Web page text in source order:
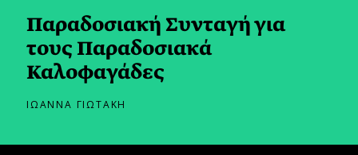
Παραδοσιακή Συνταγή για
τους Παραδοσιακά
Καλοφαγάδες
ΙΩΑΝΝΑ ΓΙΩΤΑΚΗ